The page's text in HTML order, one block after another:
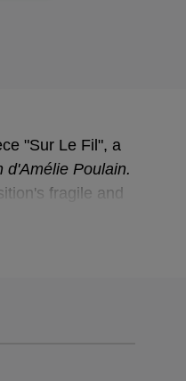
"Sur Le Fil", a
d'Amélie Poulain.
fragile and